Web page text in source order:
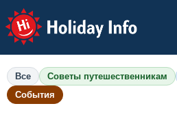
Holiday Info
Все Советы путешественникам
События